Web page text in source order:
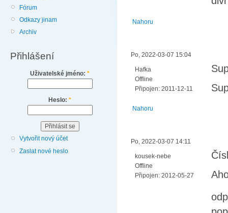
Fórum
Odkazy jinam
Archiv
Přihlášení
Uživatelské jméno: *
Heslo: *
Vytvořit nový účet
Zaslat nové heslo
Nahoru
Po, 2022-03-07 15:04
Hafka
Offline
Připojen: 2011-12-11
Nahoru
Po, 2022-03-07 14:11
kousek-nebe
Offline
Připojen: 2012-05-27